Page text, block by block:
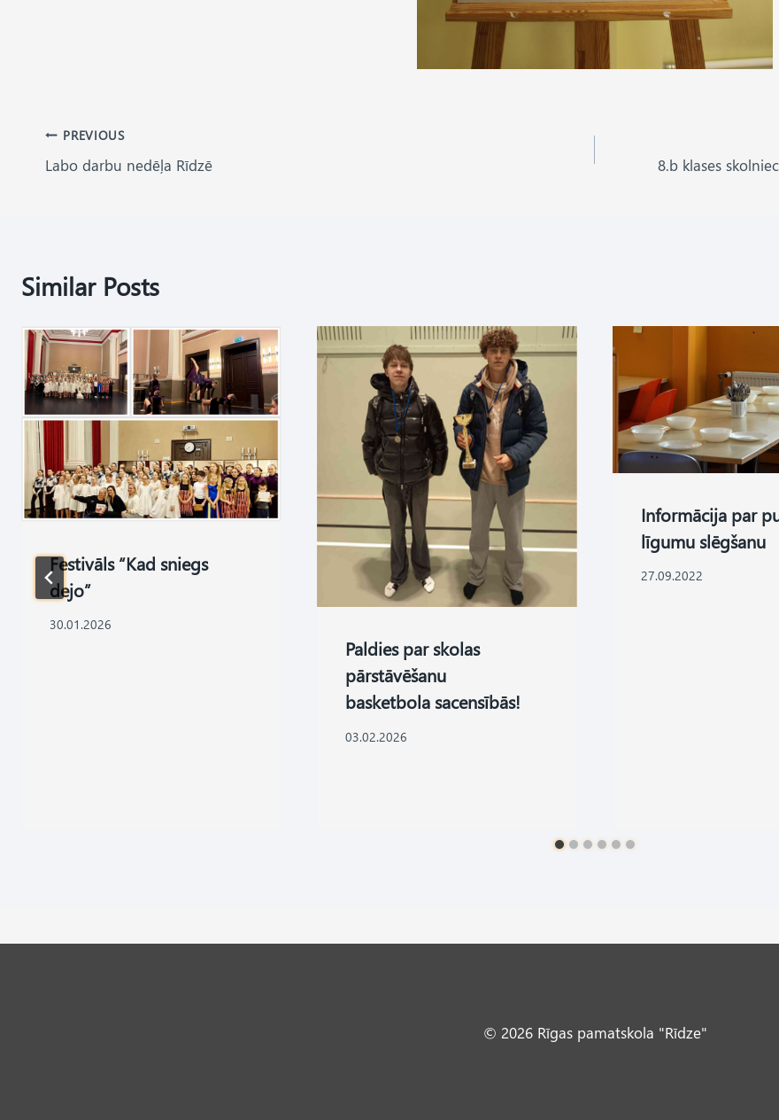
Post
navigation
PREVIOUS
Labo darbu nedēļa Rīdzē 8.b klases
Similar Posts
Festivāls “Kad sniegs
dejo”
30.01.2026
Paldies par skolas
pārstāvēšanu
basketbola sacensībās!
03.02.2026
Informācija par
līgumu slēgšanu
27.09.2022
© 2026 Rīgas pamatskola "Rīdze"